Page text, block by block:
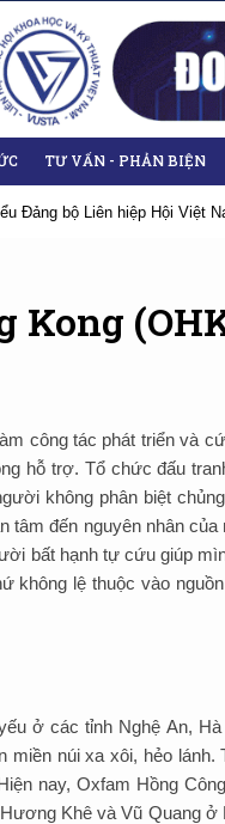
TƯ VẤN - PHẢN BIỆN
Đảng bộ Liên hiệp Hội Việt
Kong
công tác phát triển và
hỗ trợ. Tổ chức đấu
không phân biệt
tâm đến nguyên nhân
bất hạnh tự cứu giúp
không lệ thuộc vào
ở các tỉnh Nghệ An,
miền núi xa xôi, hẻo
nay, Oxfam Hồng
Khê và Vũ Quang ở